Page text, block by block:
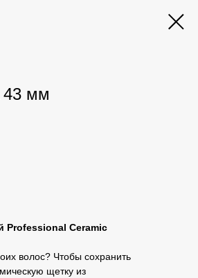
43 мм
Professional Ceramic
волос? Чтобы сохранить
щетку из